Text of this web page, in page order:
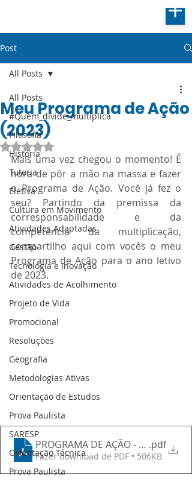
Post
All Posts
#Quem_divide_multiplica
Filosofia
História
Tutoria
Eletiva
Cultura em Movimento
Atividades Adaptadas
Gestão
Tecnologia e Inovação
Atividades de Acolhimento
Projeto de Vida
Promocional
Resoluções
Geografia
Metodologias Ativas
Orientação de Estudos
Prova Paulista
SARESP
Orientação Técnica
Prova Paulista
All Posts
Meu Programa de Ação
(2023)
Avaliado com NaN de 5 estrelas.
Mais uma vez chegou o momento! É
hora de pôr a mão na massa e fazer
o Programa de Ação. Você já fez o
seu? Partindo da premissa da
corresponsabilidade e da
competência da multiplicação,
compartilho aqui com vocês o meu
Programa de Ação para o ano letivo
de 2023.
PROGRAMA DE AÇÃO - Prof.
.pdf
Fazer download de PDF • 506KB